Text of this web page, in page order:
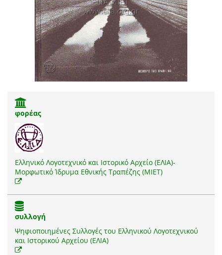
φορέας
Ελληνικό Λογοτεχνικό και Ιστορικό Αρχείο (ΕΛΙΑ)-
Μορφωτικό Ίδρυμα Εθνικής Τραπέζης (ΜΙΕΤ)
συλλογή
Ψηφιοποιημένες Συλλογές του Ελληνικού Λογοτεχνικού
και Ιστορικού Αρχείου (ΕΛΙΑ)